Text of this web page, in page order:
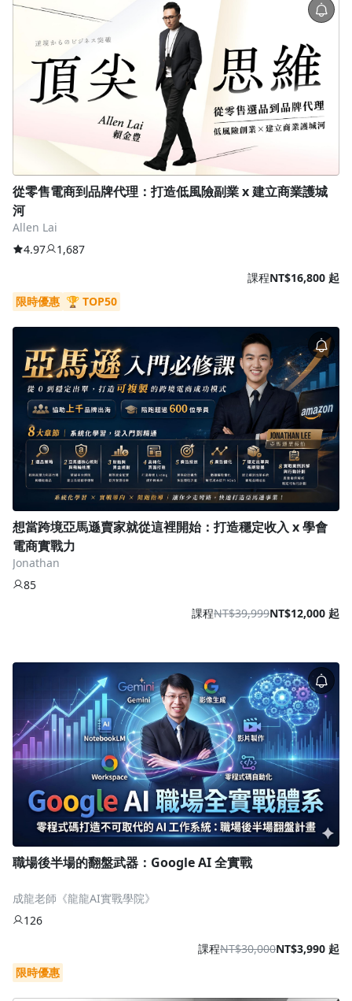
從零售電商到品牌代理：打造低風險副業 x 建立商業護城
河
Allen Lai
4.97
1,687
課程NT$16,800 起
限時優惠 🏆 TOP50
想當跨境亞馬遜賣家就從這裡開始：打造穩定收入 x 學會
電商實戰力
Jonathan
85
課程NT$39,999NT$12,000 起
職場後半場的翻盤武器：Google AI 全實戰
成龍老師《龍龍AI實戰學院》
126
課程NT$30,000NT$3,990 起
限時優惠